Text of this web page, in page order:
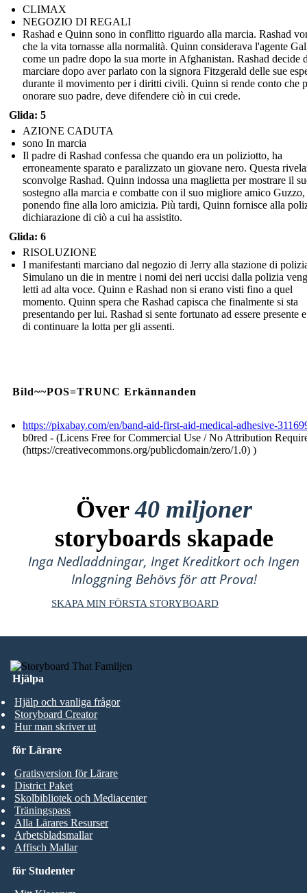
CLIMAX
NEGOZIO DI REGALI
Rashad e Quinn sono in conflitto riguardo alla marcia. Rashad
che la vita tornasse alla normalità. Quinn considerava l'agente
come un padre dopo la sua morte in Afghanistan. Rashad decide
marciare dopo aver parlato con la signora Fitzgerald delle sue
durante il movimento per i diritti civili. Quinn si rende conto che
onorare suo padre, deve difendere ciò in cui crede.
Glida: 5
AZIONE CADUTA
sono In marcia
Il padre di Rashad confessa che quando era un poliziotto, ha
erroneamente sparato e paralizzato un giovane nero. Questa
sconvolge Rashad. Quinn indossa una maglietta per mostrare il
sostegno alla marcia e combatte con il suo migliore amico Guzzo,
ponendo fine alla loro amicizia. Più tardi, Quinn fornisce alla
dichiarazione di ciò a cui ha assistito.
Glida: 6
RISOLUZIONE
I manifestanti marciano dal negozio di Jerry alla stazione di
Simulano un die in mentre i nomi dei neri uccisi dalla polizia
letti ad alta voce. Quinn e Rashad non si erano visti fino a quel
momento. Quinn spera che Rashad capisca che finalmente si sta
presentando per lui. Rashad si sente fortunato ad essere presente
di continuare la lotta per gli assenti.
Bild~~POS=TRUNC Erkännanden
https://pixabay.com/en/band-aid-first-aid-medical-adhesive-
b0red - (Licens Free for Commercial Use / No Attribution
(https://creativecommons.org/publicdomain/zero/1.0) )
Över40 miljoner
storyboards skapade
Inga Nedladdningar, Inget Kreditkort och Ingen
Inloggning Behövs för att Prova!
SKAPA MIN FÖRSTA STORYBOARD
Hjälpa
Hjälp och vanliga frågor
Storyboard Creator
Hur man skriver ut
för Studenter
för Lärare
Gratisversion för Lärare
District Paket
Skolbibliotek och Mediacenter
Träningspass
Alla Lärares Resurser
Arbetsbladsmallar
Affisch Mallar